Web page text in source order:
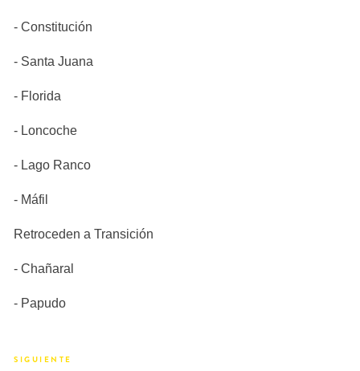
- Constitución
- Santa Juana
- Florida
- Loncoche
- Lago Ranco
- Máfil
Retroceden a Transición
- Chañaral
- Papudo
SIGUIENTE